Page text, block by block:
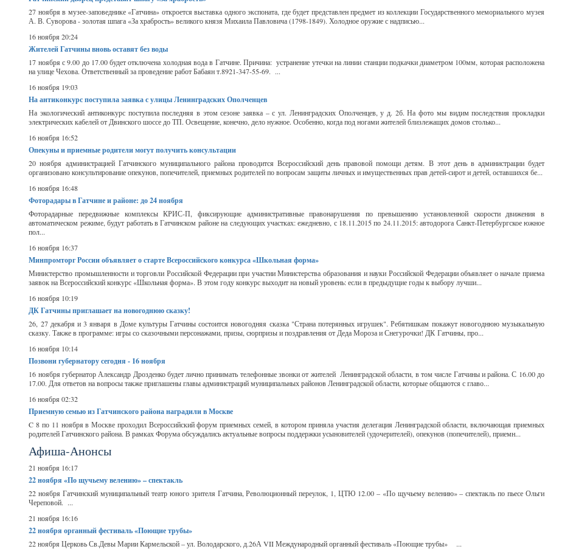
27 ноября в музее-заповеднике «Гатчина» откроется выставка одного экспоната, где будет представлен предмет из коллекции Государственного мемориального музея
А. В. Суворова - золотая шпага «За храбрость» великого князя Михаила Павловича (1798-1849). Холодное оружие с надписью...
16 ноября 20:24
Жителей Гатчины вновь оставят без воды
17 ноября с 9.00 до 17.00 будет отключена холодная вода в Гатчине. Причина: устранение утечки на линии станции подкачки диаметром 100мм, которая расположена
на улице Чехова. Ответственный за проведение работ Бабаян т.8921-347-55-69. ...
16 ноября 19:03
На антиконкурс поступила заявка с улицы Ленинградских Ополченцев
На экологический антиконкурс поступила последняя в этом сезоне заявка – с ул. Ленинградских Ополченцев, у д. 2б. На фото мы видим последствия прокладки
электрических кабелей от Двинского шоссе до ТП. Освещение, конечно, дело нужное. Особенно, когда под ногами жителей близлежащих домов столько...
16 ноября 16:52
Опекуны и приемные родители могут получить консультации
20 ноября администрацией Гатчинского муниципального района проводится Всероссийский день правовой помощи детям. В этот день в администрации будет
организовано консультирование опекунов, попечителей, приемных родителей по вопросам защиты личных и имущественных прав детей-сирот и детей, оставшихся бе...
16 ноября 16:48
Фоторадары в Гатчине и районе: до 24 ноября
Фоторадарные передвижные комплексы КРИС-П, фиксирующие административные правонарушения по превышению установленной скорости движения в
автоматическом режиме, будут работать в Гатчинском районе на следующих участках: ежедневно, с 18.11.2015 по 24.11.2015: автодорога Санкт-Петербургское южное
пол...
16 ноября 16:37
Минпромторг России объявляет о старте Всероссийского конкурса «Школьная форма»
Министерство промышленности и торговли Российской Федерации при участии Министерства образования и науки Российской Федерации объявляет о начале приема
заявок на Всероссийский конкурс «Школьная форма». В этом году конкурс выходит на новый уровень: если в предыдущие годы к выбору лучши...
16 ноября 10:19
ДК Гатчины приглашает на новогоднюю сказку!
26, 27 декабря и 3 января в Доме культуры Гатчины состоится новогодняя сказка "Страна потерянных игрушек". Ребятишкам покажут новогоднюю музыкальную
сказку. Также в программе: игры со сказочными персонажами, призы, сюрпризы и поздравления от Деда Мороза и Снегурочки! ДК Гатчины, про...
16 ноября 10:14
Позвони губернатору сегодня - 16 ноября
16 ноября губернатор Александр Дрозденко будет лично принимать телефонные звонки от жителей Ленинградской области, в том числе Гатчины и района. С 16.00 до
17.00. Для ответов на вопросы также приглашены главы администраций муниципальных районов Ленинградской области, которые общаются с главо...
16 ноября 02:32
Приемную семью из Гатчинского района наградили в Москве
C 8 по 11 ноября в Москве проходил Всероссийский форум приемных семей, в котором приняла участия делегация Ленинградской области, включающая приемных
родителей Гатчинского района. В рамках Форума обсуждались актуальные вопросы поддержки усыновителей (удочерителей), опекунов (попечителей), приемн...
Афиша-Анонсы
21 ноября 16:17
22 ноября«По щучьему велению» – спектакль
22 ноября Гатчинский муниципальный театр юного зрителя Гатчина, Революционный переулок, 1, ЦТЮ 12.00 – «По щучьему велению» – спектакль по пьесе Ольги
Череповой. ...
21 ноября 16:16
22 ноябряорганный фестиваль «Поющие трубы»
22 ноября Церковь Св.Девы Марии Кармельской – ул. Володарского, д.26А VII Международный органный фестиваль «Поющие трубы» ...